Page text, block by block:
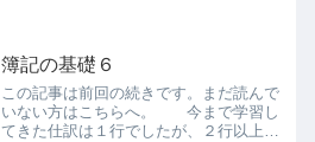
ときの諸掛を「売上諸掛う...
簿記の基礎６
この記事は前回の続きです。まだ読んで
いない方はこちらへ。 今まで学習し
てきた仕訳は１行でしたが、２行以上に